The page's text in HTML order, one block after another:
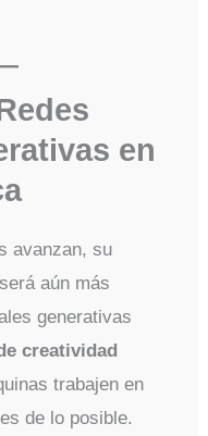
en
avanzan, su
aún más
generativas
creatividad
trabajen en
de lo posible.